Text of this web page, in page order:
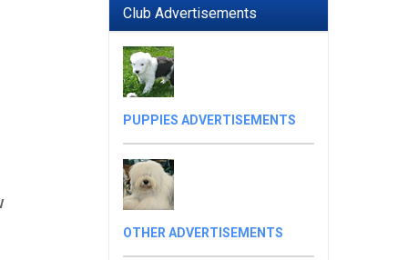
Club Advertisements
PUPPIES ADVERTISEMENTS
OTHER ADVERTISEMENTS